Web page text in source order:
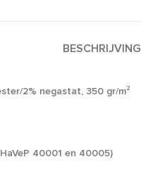
BESCHRIJVING
2% negastat, 350 gr/m²
40001 en 40005)